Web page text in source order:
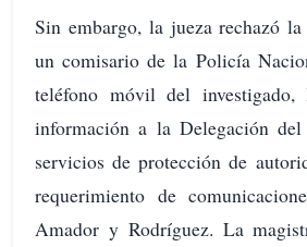
Sin embargo, la jueza rechazó
un comisario de la Policía
teléfono móvil del investigado,
información a la Delegación
servicios de protección de
requerimiento de
Amador y Rodríguez. La